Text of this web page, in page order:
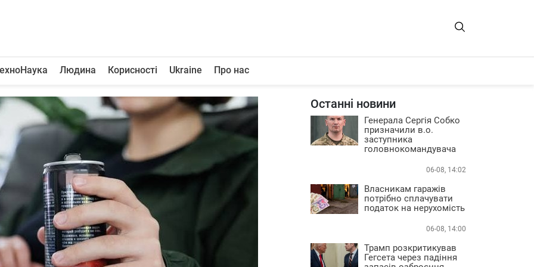
Людина Корисності Ukraine Про нас
Останні новини
Генерала Сергія Собко
призначили в.о.
заступника
головнокомандувача
06-08, 14:02
Власникам гаражів
потрібно сплачувати
податок на нерухомість
06-08, 14:00
Трамп розкритикував
Гегсета через падіння